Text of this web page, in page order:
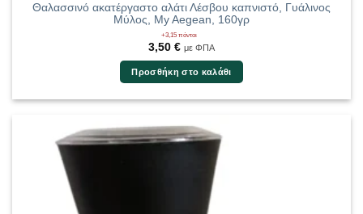
Θαλασσινό ακατέργαστο αλάτι Λέσβου καπνιστό, Γυάλινος
Μύλος, My Aegean, 160γρ
+3,15 πόντοι
3,50 € με ΦΠΑ
Προσθήκη στο καλάθι